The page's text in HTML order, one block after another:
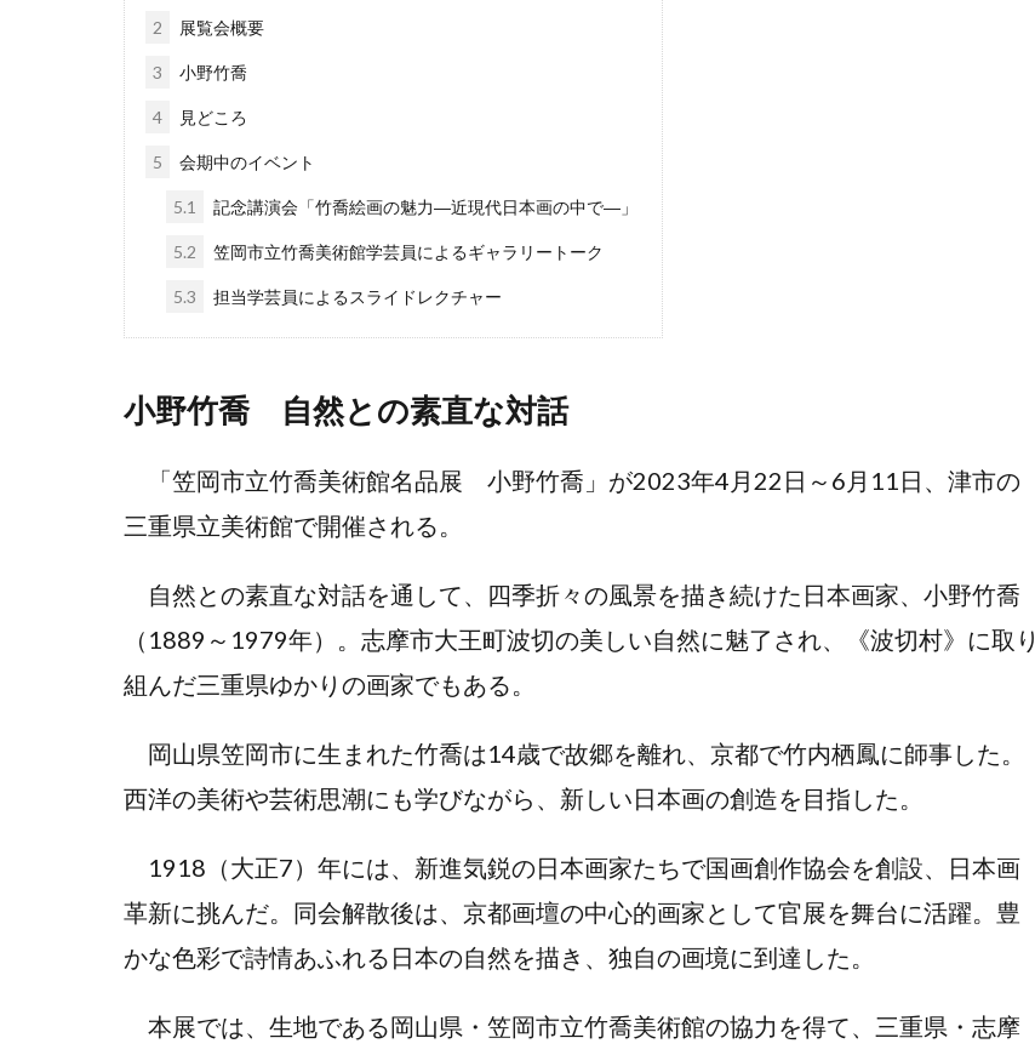
2 展覧会概要
3 小野竹喬
4 見どころ
5 会期中のイベント
5.1 記念講演会「竹喬絵画の魅力―近現代日本画の中で―」
5.2 笠岡市立竹喬美術館学芸員によるギャラリートーク
5.3 担当学芸員によるスライドレクチャー
小野竹喬 自然との素直な対話
「笠岡市立竹喬美術館名品展 小野竹喬」が2023年4月22日～6月11日、津市の
三重県立美術館で開催される。
自然との素直な対話を通して、四季折々の風景を描き続けた日本画家、小野竹喬
（1889～1979年）。志摩市大王町波切の美しい自然に魅了され、《波切村》に取り
組んだ三重県ゆかりの画家でもある。
岡山県笠岡市に生まれた竹喬は14歳で故郷を離れ、京都で竹内栖鳳に師事した。
西洋の美術や芸術思潮にも学びながら、新しい日本画の創造を目指した。
1918（大正7）年には、新進気鋭の日本画家たちで国画創作協会を創設、日本画
革新に挑んだ。同会解散後は、京都画壇の中心的画家として官展を舞台に活躍。豊
かな色彩で詩情あふれる日本の自然を描き、独自の画境に到達した。
本展では、生地である岡山県・笠岡市立竹喬美術館の協力を得て、三重県・志摩